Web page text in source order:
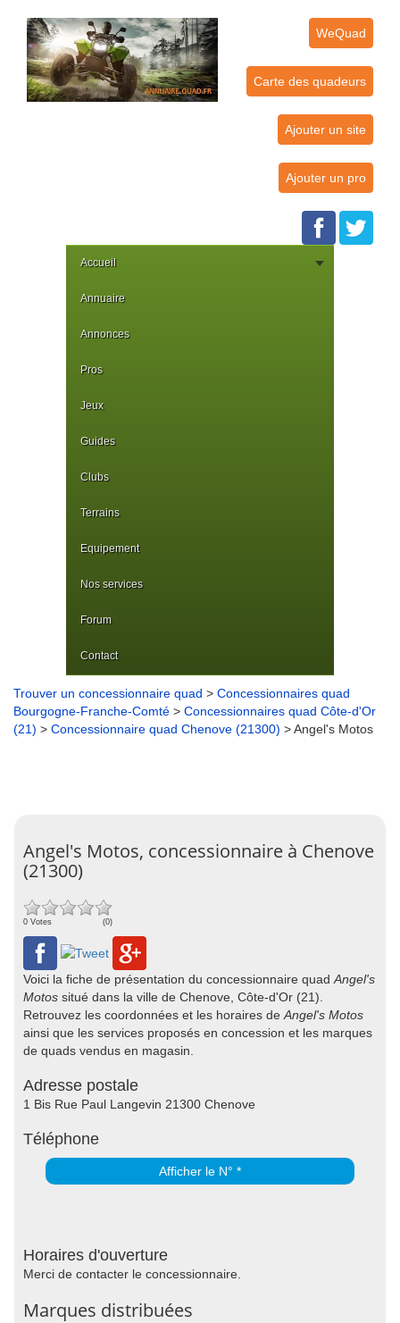
WeQuad
Carte des quadeurs
Ajouter un site
Ajouter un pro
Accueil
Annuaire
Annonces
Pros
Jeux
Guides
Clubs
Terrains
Equipement
Nos services
Forum
Contact
Trouver un concessionnaire quad > Concessionnaires quad
Bourgogne-Franche-Comté > Concessionnaires quad Côte-d'Or
(21) > Concessionnaire quad Chenove (21300) > Angel's Motos
Angel's Motos, concessionnaire à Chenove
(21300)
0 Votes (0)
Voici la fiche de présentation du concessionnaire quad Angel's
Motos situé dans la ville de Chenove, Côte-d'Or (21).
Retrouvez les coordonnées et les horaires de Angel's Motos
ainsi que les services proposés en concession et les marques
de quads vendus en magasin.
Adresse postale
1 Bis Rue Paul Langevin 21300 Chenove
Téléphone
Afficher le N° *
Horaires d'ouverture
Merci de contacter le concessionnaire.
Marques distribuées